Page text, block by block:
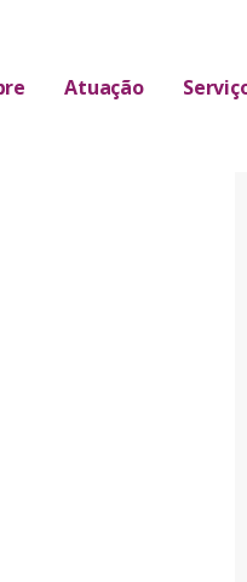
Atuação